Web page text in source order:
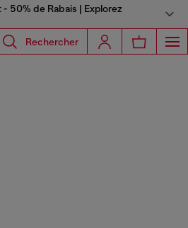
50% de Rabais | Explorez
Rechercher